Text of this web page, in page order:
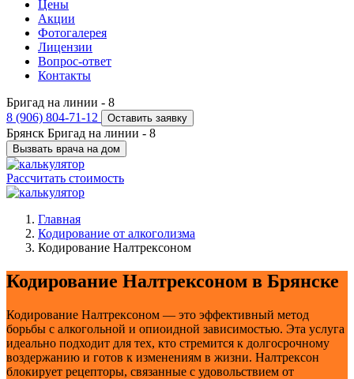
Цены
Акции
Фотогалерея
Лицензии
Вопрос-ответ
Контакты
Бригад на линии - 8
8 (906) 804-71-12
Оставить заявку
Брянск Бригад на линии - 8
Вызвать врача на дом
Рассчитать стоимость
Главная
Кодирование от алкоголизма
Кодирование Налтрексоном
Кодирование Налтрексоном в Брянске
Кодирование Налтрексоном — это эффективный метод
борьбы с алкогольной и опиоидной зависимостью. Эта услуга
идеально подходит для тех, кто стремится к долгосрочному
воздержанию и готов к изменениям в жизни. Налтрексон
блокирует рецепторы, связанные с удовольствием от